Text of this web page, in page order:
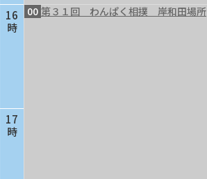
16
時
17
時
00 第３１回 わんぱく相撲 岸和田場所